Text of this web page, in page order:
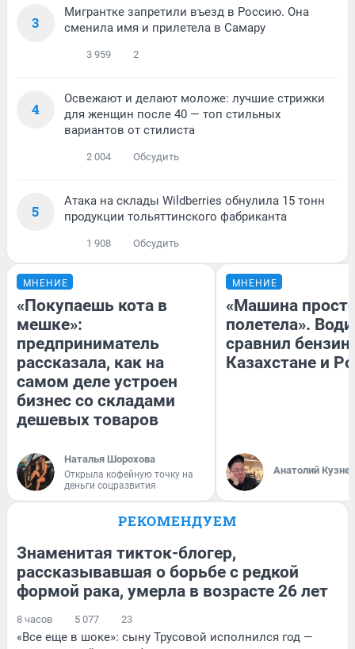
3
Мигрантке запретили въезд в Россию. Она
сменила имя и прилетела в Самару
3 959 2
4
Освежают и делают моложе: лучшие стрижки
для женщин после 40 — топ стильных
вариантов от стилиста
2 004 Обсудить
5
Атака на склады Wildberries обнулила 15 тонн
продукции тольяттинского фабриканта
1 908 Обсудить
МНЕНИЕ
«Покупаешь кота в
мешке»:
предприниматель
рассказала, как на
самом деле устроен
бизнес со складами
дешевых товаров
Наталья Шорохова
Открыла кофейную точку на
деньги соцразвития
МНЕНИЕ
«Машина
полетела».
сравнил бензин
Казахстане и
Анатолий
РЕКОМЕНДУЕМ
Знаменитая тикток-блогер,
рассказывавшая о борьбе с редкой
формой рака, умерла в возрасте 26 лет
8 часов 5 077 23
«Все еще в шоке»: сыну Трусовой исполнился год —